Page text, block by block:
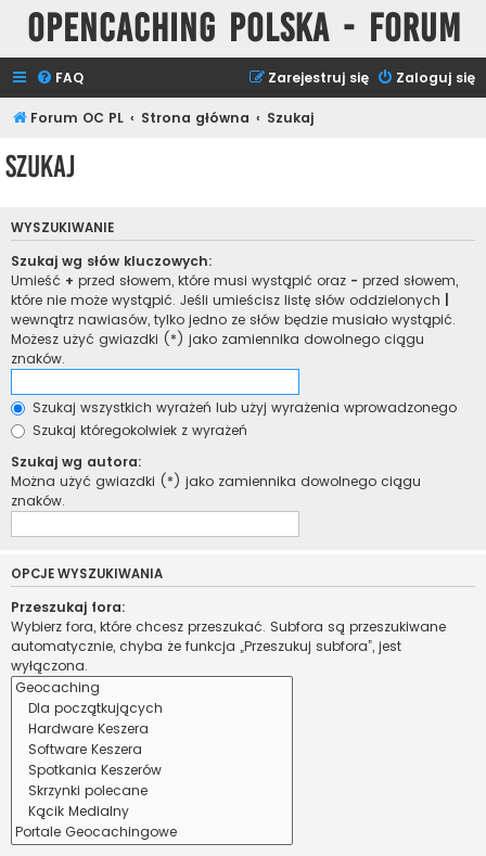
Opencaching Polska - Forum
FAQ Zaloguj się
Zarejestruj się
Forum OC PL Strona główna Szukaj
Szukaj
WYSZUKIWANIE
Szukaj wg słów kluczowych:
Umieść + przed słowem, które musi wystąpić oraz - przed słowem,
które nie może wystąpić. Jeśli umieścisz listę słów oddzielonych
wewnątrz nawiasów, tylko jedno ze słów będzie musiało wystąpić.
Możesz użyć gwiazdki (*) jako zamiennika dowolnego ciągu
znaków.
Szukaj wszystkich wyrażeń lub użyj wyrażenia wprowadzonego
Szukaj któregokolwiek z wyrażeń
Szukaj wg autora:
Można użyć gwiazdki (*) jako zamiennika dowolnego ciągu
znaków.
OPCJE WYSZUKIWANIA
Przeszukaj fora:
Wybierz fora, które chcesz przeszukać. Subfora są przeszukiwane
automatycznie, chyba że funkcja „Przeszukuj subfora”, jest
wyłączona.